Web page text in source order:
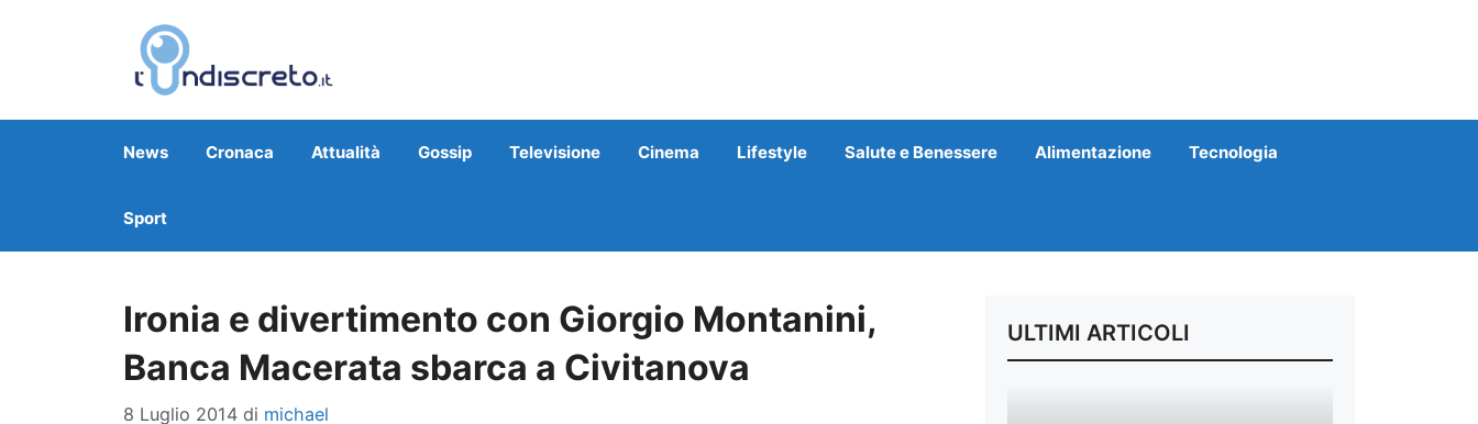
News Cronaca Attualità Gossip Televisione Cinema Lifestyle Salute e Benessere Alimentazione Tecnologia
Sport
Ironia e divertimento con Giorgio Montanini,
Banca Macerata sbarca a Civitanova
8 Luglio 2014 di michael
ULTIMI ARTICOLI